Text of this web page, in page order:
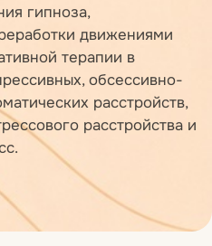
гипноза,
движениями
терапии в
обсессивно-
расстройств,
расстройства и